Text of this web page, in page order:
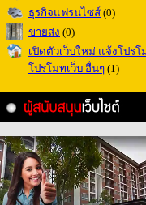
ธุรกิจแฟรนไซส์ (0)
ขายส่ง (0)
เปิดตัวเว็บใหม่ แจ้งโปร
โปรโมทเว็บ อื่นๆ (1)